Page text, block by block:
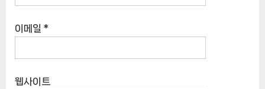
이메일 *
웹사이트